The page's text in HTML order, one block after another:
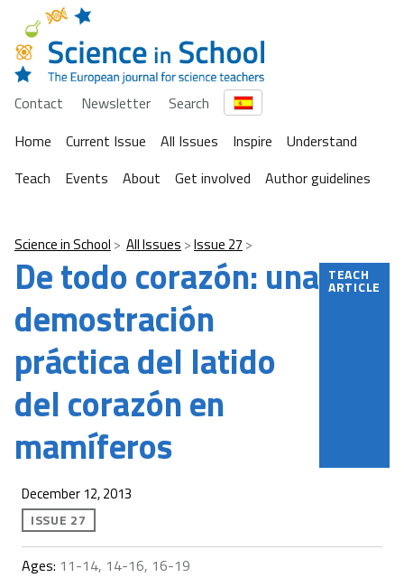
Contact Newsletter
Search
Home
Current Issue All Issues Inspire
Understand
Teach
Events About Get involved Author guidelines
Science in School All Issues Issue 27
De todo corazón: una
demostración
práctica del latido
del corazón en
mamíferos
TEACH
ARTICLE
December 12, 2013
ISSUE 27
Ages: 11-14, 14-16, 16-19